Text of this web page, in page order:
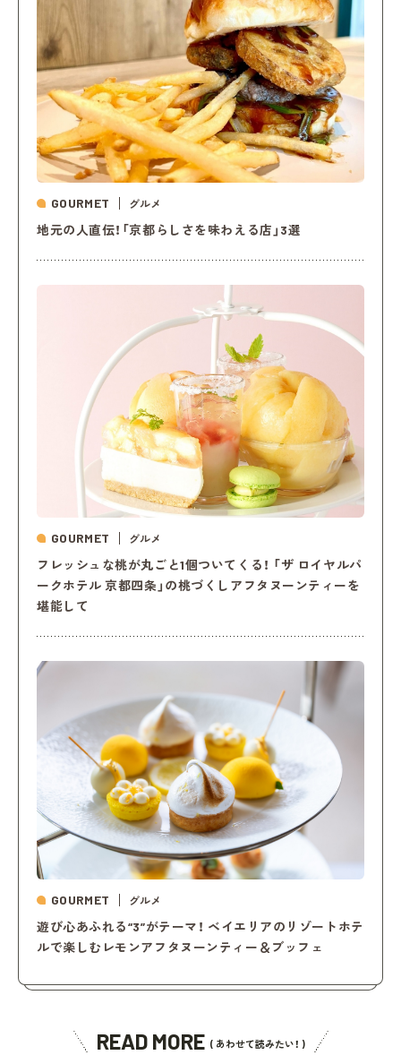
GOURMET グルメ
地元の人直伝！「京都らしさを味わえる店」3選
GOURMET グルメ
フレッシュな桃が丸ごと1個ついてくる！ 「ザ ロイヤルパ
ークホテル 京都四条」の桃づくしアフタヌーンティーを
堪能して
GOURMET グルメ
遊び心あふれる“3”がテーマ！ ベイエリアのリゾートホテ
ルで楽しむレモンアフタヌーンティー＆ブッフェ
READ MORE ( あわせて読みたい！ )